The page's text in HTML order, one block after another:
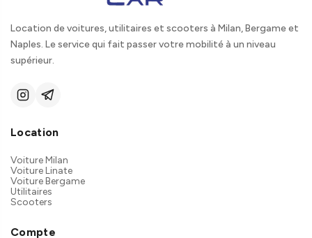
Location de voitures, utilitaires et scooters à Milan, Bergame et
Naples. Le service qui fait passer votre mobilité à un niveau
supérieur.
Location
Voiture Milan
Voiture Linate
Voiture Bergame
Utilitaires
Scooters
Compte